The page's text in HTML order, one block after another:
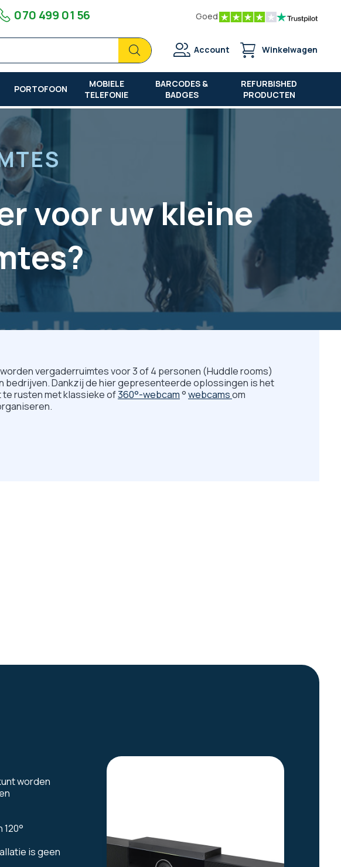
070 499 01 56 Goed
Zoek
Zoek
Account Winkelwagen
PORTOFOON
MOBIELE
TELEFONIE
BARCODES &
BADGES
REFURBISHED
PRODUCTEN
voor uw kleine
vergaderruimtes voor 3 of 4 personen (Huddle rooms)
bedrijven. Dankzij de hier gepresenteerde oplossingen is het
te rusten met klassieke of360°-webcam°webcamsom
worden
is geen